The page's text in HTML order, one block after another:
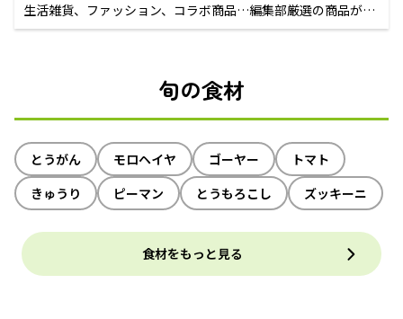
生活雑貨、ファッション、コラボ商品…編集部厳選の商品が買
えるECサイト
旬の食材
とうがん モロヘイヤ ゴーヤー
トマト
きゅうり
ピーマン とうもろこし ズッキーニ
食材をもっと見る